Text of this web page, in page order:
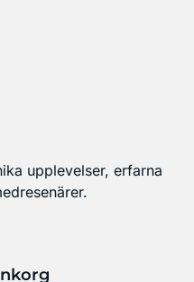
upplevelser, erfarna